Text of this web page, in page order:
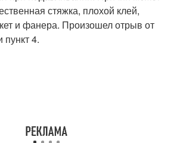
стяжка, плохой клей,
и фанера. Произошел отрыв от
пункт 4.